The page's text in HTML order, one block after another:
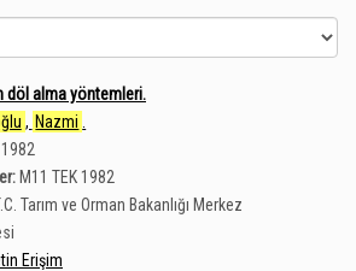
döl alma yöntemleri.
, Nazmi
M11 TEK 1982
Tarım ve Orman Bakanlığı Merkez
Erişim